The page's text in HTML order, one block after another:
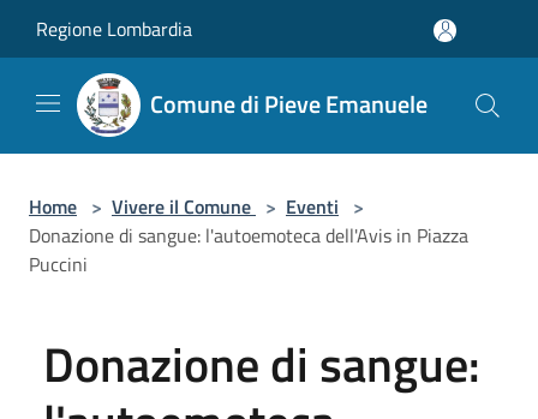
Regione Lombardia
Comune di Pieve Emanuele
Home > Vivere il Comune > Eventi >
Donazione di sangue: l'autoemoteca dell'Avis in Piazza
Puccini
Donazione di sangue: